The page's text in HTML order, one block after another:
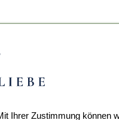
Ihrer Zustimmung können